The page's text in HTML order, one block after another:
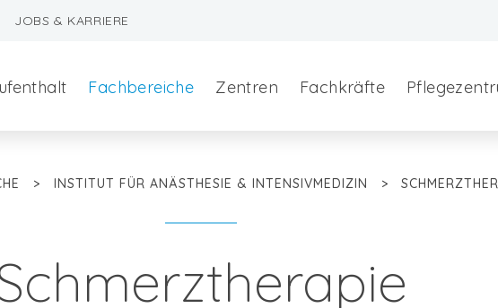
JOBS & KARRIERE
Fachbereiche Zentren Fachkräfte
> INSTITUT FÜR ANÄSTHESIE & INTENSIVMEDIZIN >